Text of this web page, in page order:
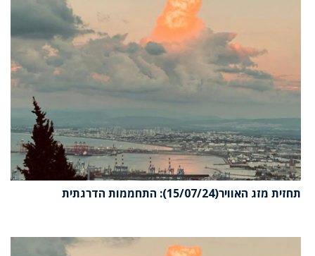
תחזית מזג האוויר(15/07/24): התחממות הדרגתית